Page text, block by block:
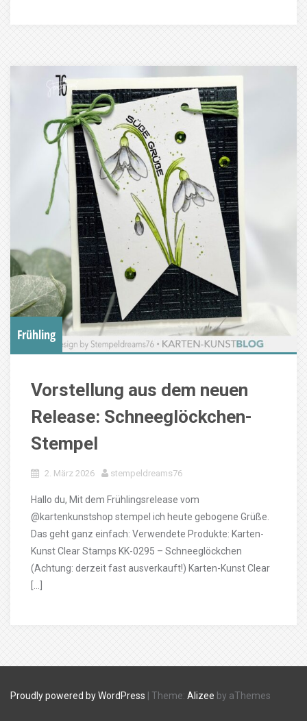
Frühling
Vorstellung aus dem neuen
Release: Schneeglöckchen-
Stempel
2. März 2026 stempeldreams76
Hallo du, Mit dem Frühlingsrelease vom
@kartenkunstshop stempel ich heute gebogene Grüße.
Das geht ganz einfach: Verwendete Produkte: Karten-
Kunst Clear Stamps KK-0295 – Schneeglöckchen
(Achtung: derzeit fast ausverkauft!) Karten-Kunst Clear
Proudly powered by WordPress Theme: Alizee by aThemes